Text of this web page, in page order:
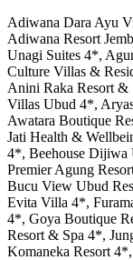
Adiwana Dara Ayu
Adiwana Resort
Unagi Suites 4*,
Culture Villas &
Anini Raka Resort
Villas Ubud 4*,
Awatara Boutique
Jati Health &
4*, Beehouse Dijiwa
Premier Agung
Bucu View Ubud
Evita Villa 4*,
4*, Goya Boutique
Resort & Spa 4*,
Komaneka Resort